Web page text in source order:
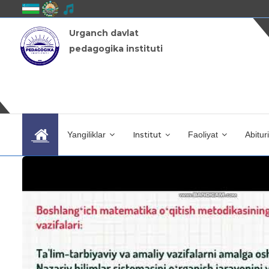
Urganch davlat
pedagogika instituti
Yangiliklar Institut Faoliyat